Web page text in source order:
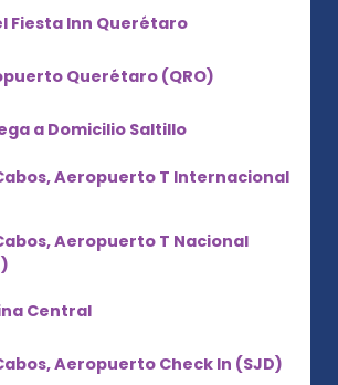
Fiesta Inn Querétaro
Querétaro (QRO)
a Domicilio Saltillo
Aeropuerto T Internacional
Aeropuerto T Nacional
Central
Aeropuerto Check In (SJD)